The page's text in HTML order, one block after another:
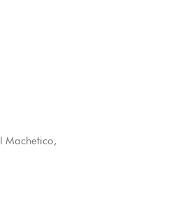
Machetico,